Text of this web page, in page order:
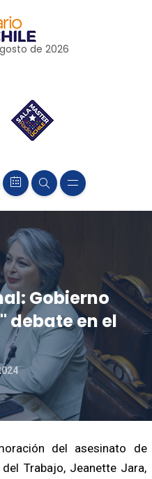
de 2026
Gobierno
debate en el
del asesinato de
Trabajo, Jeanette Jara,